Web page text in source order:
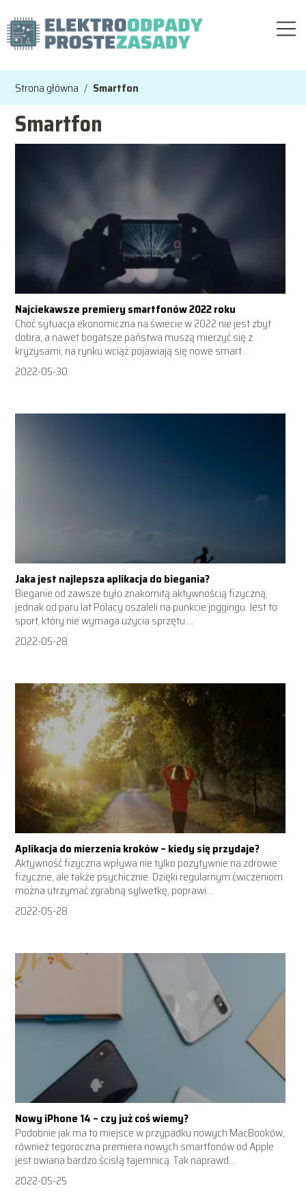
Strona główna / Smartfon
Smartfon
Najciekawsze premiery smartfonów 2022 roku
Choć sytuacja ekonomiczna na świecie w 2022 nie jest zbyt
dobra, a nawet bogatsze państwa muszą mierzyć się z
kryzysami, na rynku wciąż pojawiają się nowe smart...
2022-05-30
Jaka jest najlepsza aplikacja do biegania?
Bieganie od zawsze było znakomitą aktywnością fizyczną,
jednak od paru lat Polacy oszaleli na punkcie joggingu. Jest to
sport, który nie wymaga użycia sprzętu....
2022-05-28
Aplikacja do mierzenia kroków – kiedy się przydaje?
Aktywność fizyczna wpływa nie tylko pozytywnie na zdrowie
fizyczne, ale także psychicznie. Dzięki regularnym ćwiczeniom
można utrzymać zgrabną sylwetkę, poprawi...
2022-05-28
Nowy iPhone 14 – czy już coś wiemy?
Podobnie jak ma to miejsce w przypadku nowych MacBooków,
również tegoroczna premiera nowych smartfonów od Apple
jest owiana bardzo ścisłą tajemnicą. Tak naprawd...
2022-05-25